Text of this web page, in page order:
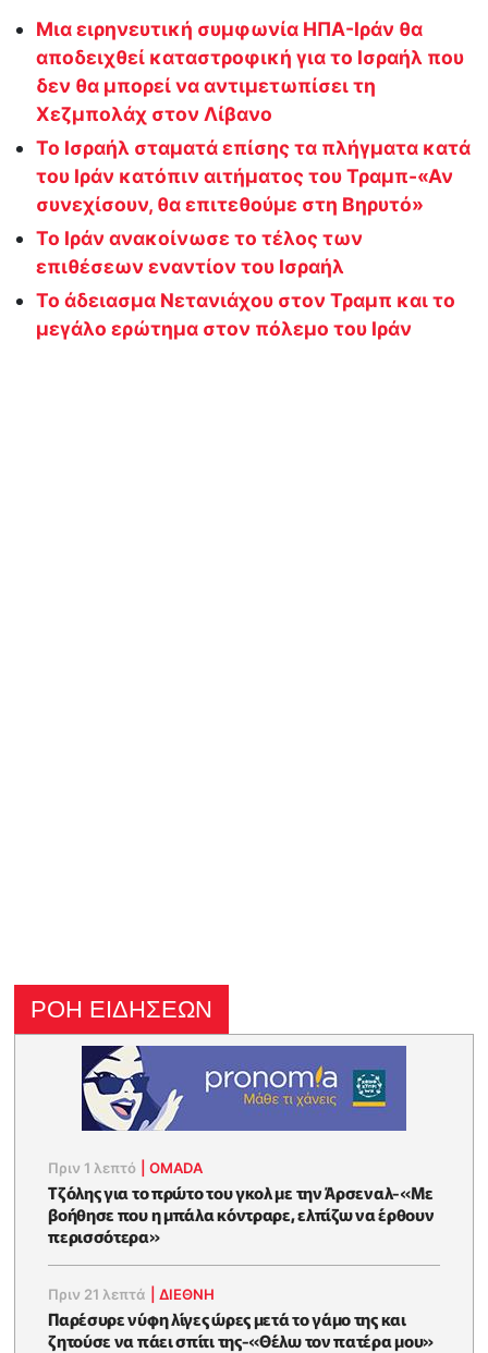
Μια ειρηνευτική συμφωνία ΗΠΑ-Ιράν θα
αποδειχθεί καταστροφική για το Ισραήλ που
δεν θα μπορεί να αντιμετωπίσει τη
Χεζμπολάχ στον Λίβανο
Το Ισραήλ σταματά επίσης τα πλήγματα κατά
του Ιράν κατόπιν αιτήματος του Τραμπ-«Αν
συνεχίσουν, θα επιτεθούμε στη Βηρυτό»
Το Ιράν ανακοίνωσε το τέλος των
επιθέσεων εναντίον του Ισραήλ
Το άδειασμα Νετανιάχου στον Τραμπ και το
μεγάλο ερώτημα στον πόλεμο του Ιράν
ΡΟΗ ΕΙΔΗΣΕΩΝ
Πριν 1 λεπτό |OMADA
Τζόλης για το πρώτο του γκολ με την Άρσεναλ-«Με
βοήθησε που η μπάλα κόντραρε, ελπίζω να έρθουν
περισσότερα»
Πριν 21 λεπτά |ΔΙΕΘΝΗ
Παρέσυρε νύφη λίγες ώρες μετά το γάμο της και
ζητούσε να πάει σπίτι της-«Θέλω τον πατέρα μου»